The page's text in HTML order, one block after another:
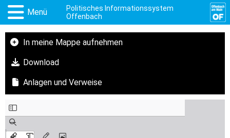
Menü
Politisches Informationssystem
Offenbach
In meine Mappe aufnehmen
Download
Anlagen und Verweise